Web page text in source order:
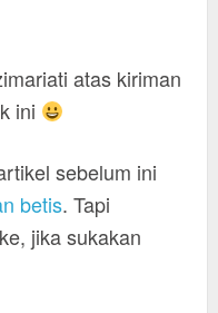
atas kiriman
ini
sebelum ini
betis. Tapi
jika sukakan